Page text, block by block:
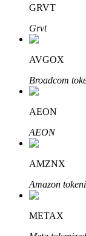
Bitrue
Parceiros Bitrue
GRVT
Grvt
AVGOX
Broadcom
AEON
AEON
AMZNX
Amazon
METAX